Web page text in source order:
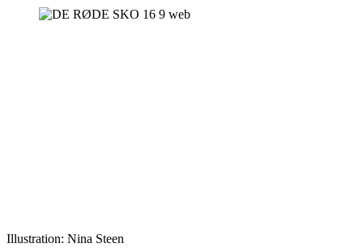
Illustration: Nina Steen